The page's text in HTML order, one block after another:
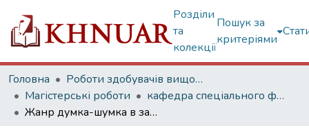
Розділи
та
колекції
Пошук за
критеріями
Головна
Роботи здобувачів вищої освіти
Магістерські роботи
кафедра спеціального фортепіано
Жанр думка-шумка в західно-українській фортепіанній музиці